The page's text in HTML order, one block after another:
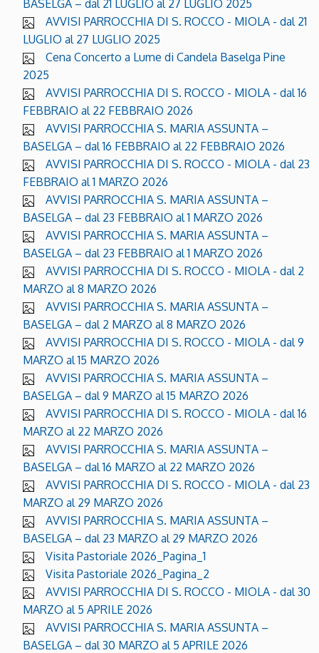
BASELGA – dal 21 LUGLIO al 27 LUGLIO 2025
AVVISI PARROCCHIA DI S. ROCCO - MIOLA - dal 21
LUGLIO al 27 LUGLIO 2025
Cena Concerto a Lume di Candela Baselga Pine
2025
AVVISI PARROCCHIA DI S. ROCCO - MIOLA - dal 16
FEBBRAIO al 22 FEBBRAIO 2026
AVVISI PARROCCHIA S. MARIA ASSUNTA –
BASELGA – dal 16 FEBBRAIO al 22 FEBBRAIO 2026
AVVISI PARROCCHIA DI S. ROCCO - MIOLA - dal 23
FEBBRAIO al 1 MARZO 2026
AVVISI PARROCCHIA S. MARIA ASSUNTA –
BASELGA – dal 23 FEBBRAIO al 1 MARZO 2026
AVVISI PARROCCHIA S. MARIA ASSUNTA –
BASELGA – dal 23 FEBBRAIO al 1 MARZO 2026
AVVISI PARROCCHIA DI S. ROCCO - MIOLA - dal 2
MARZO al 8 MARZO 2026
AVVISI PARROCCHIA S. MARIA ASSUNTA –
BASELGA – dal 2 MARZO al 8 MARZO 2026
AVVISI PARROCCHIA DI S. ROCCO - MIOLA - dal 9
MARZO al 15 MARZO 2026
AVVISI PARROCCHIA S. MARIA ASSUNTA –
BASELGA – dal 9 MARZO al 15 MARZO 2026
AVVISI PARROCCHIA DI S. ROCCO - MIOLA - dal 16
MARZO al 22 MARZO 2026
AVVISI PARROCCHIA S. MARIA ASSUNTA –
BASELGA – dal 16 MARZO al 22 MARZO 2026
AVVISI PARROCCHIA DI S. ROCCO - MIOLA - dal 23
MARZO al 29 MARZO 2026
AVVISI PARROCCHIA S. MARIA ASSUNTA –
BASELGA – dal 23 MARZO al 29 MARZO 2026
Visita Pastoriale 2026_Pagina_1
Visita Pastoriale 2026_Pagina_2
AVVISI PARROCCHIA DI S. ROCCO - MIOLA - dal 30
MARZO al 5 APRILE 2026
AVVISI PARROCCHIA S. MARIA ASSUNTA –
BASELGA – dal 30 MARZO al 5 APRILE 2026